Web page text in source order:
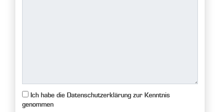
Ich habe die Datenschutzerklärung zur Kenntnis
genommen